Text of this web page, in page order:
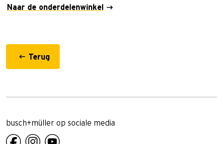
Naar de onderdelenwinkel
Terug
busch+müller op sociale media